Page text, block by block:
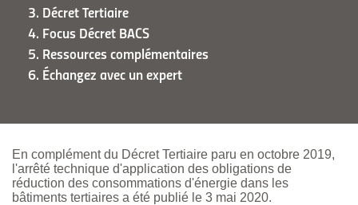
3. Décret Tertiaire
4. Focus Décret BACS
5. Ressources complémentaires
6. Échangez avec un expert
En complément du Décret Tertiaire paru en octobre 2019,
l'arrêté technique d'application des obligations de
réduction des consommations d'énergie dans les
bâtiments tertiaires a été publié le 3 mai 2020.